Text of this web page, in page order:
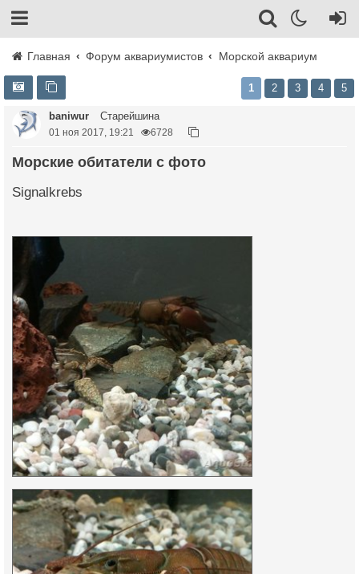
Главная Форум аквариумистов Морской аквариум
1 2 3 4 5
baniwur Старейшина
01 ноя 2017, 19:21 6728
Морские обитатели с фото
Signalkrebs